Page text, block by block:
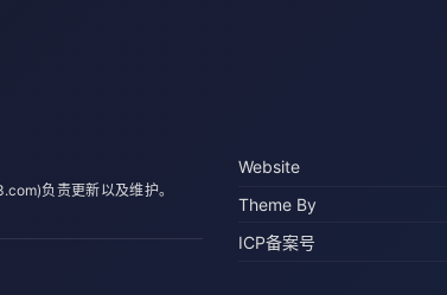
负责更新以及维护。
Website
Theme By
ICP备案号